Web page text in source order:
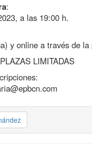
:
a las 19:00 h.
y online a través de
LIMITADAS